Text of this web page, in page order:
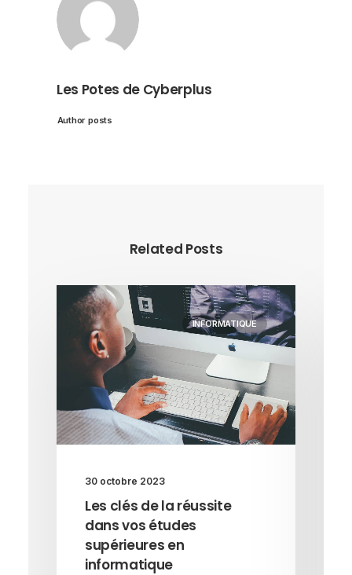
Les Potes de Cyberplus
Author posts
Related Posts
INFORMATIQUE
30 octobre 2023
Les clés de la réussite
dans vos études
supérieures en
informatique